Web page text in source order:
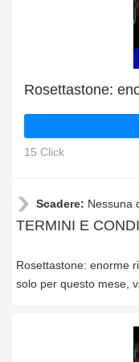
15 Click
Scadere: Nessuna
TERMINI E
Rosettastone: enorme
solo per questo mese,